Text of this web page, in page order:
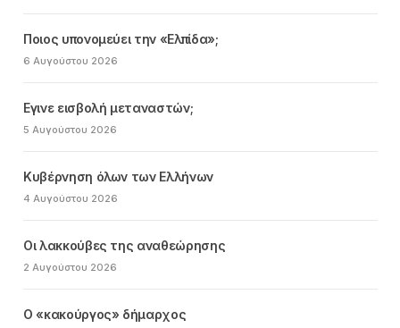
Ποιος υπονομεύει την «Ελπίδα»;
6 Αυγούστου 2026
Εγινε εισβολή μεταναστών;
5 Αυγούστου 2026
Κυβέρνηση όλων των Ελλήνων
4 Αυγούστου 2026
Οι λακκούβες της αναθεώρησης
2 Αυγούστου 2026
Ο «κακούργος» δήμαρχος